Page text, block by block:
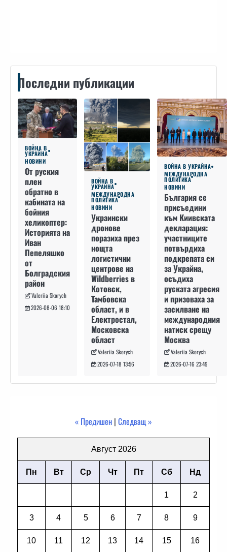
Последни публикации
ВОЙНА В
УКРАЙНА
НОВИНИ
От руския
плен
обратно в
кабината на
бойния
хеликоптер:
Историята на
Иван
Пепеляшко
от
Болградския
район
Valeriia Skorych
2026-08-06 18:10
ВОЙНА В
УКРАЙНА
МЕЖДУНАРОДНА
ПОЛИТИКА
НОВИНИ
Украински
дронове
поразиха през
нощта
логистични
центрове на
Wildberries в
Котовск,
Тамбовска
област, и в
Електростал,
Московска
област
Valeriia Skorych
2026-07-18 13:56
ВОЙНА В УКРАЙНА
МЕЖДУНАРОДНА
ПОЛИТИКА
НОВИНИ
България се
присъедини
към Киивската
декларация:
участниците
потвърдиха
подкрепата си
за Украйна,
осъдиха
руската агресия
и призоваха за
засилване на
международния
натиск срещу
Москва
Valeriia Skorych
2026-07-16 23:49
« Предишен | Следващ »
Август 2026
Пн Вт Ср Чт Пт Сб Нд
1 2
3 4 5 6 7 8 9
10 11 12 13 14 15 16